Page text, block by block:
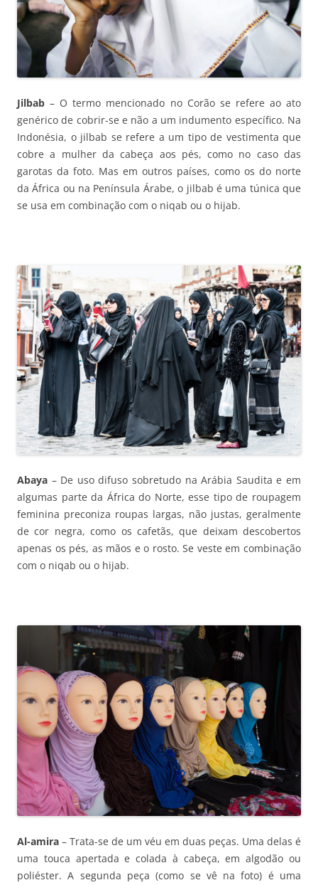
Jilbab – O termo mencionado no Corão se refere ao ato
genérico de cobrir-se e não a um indumento específico. Na
Indonésia, o jilbab se refere a um tipo de vestimenta que
cobre a mulher da cabeça aos pés, como no caso das
garotas da foto. Mas em outros países, como os do norte
da África ou na Península Árabe, o jilbab é uma túnica que
se usa em combinação com o niqab ou o hijab.
Abaya – De uso difuso sobretudo na Arábia Saudita e em
algumas parte da África do Norte, esse tipo de roupagem
feminina preconiza roupas largas, não justas, geralmente
de cor negra, como os cafetãs, que deixam descobertos
apenas os pés, as mãos e o rosto. Se veste em combinação
com o niqab ou o hijab.
Al-amira – Trata-se de um véu em duas peças. Uma delas é
uma touca apertada e colada à cabeça, em algodão ou
poliéster. A segunda peça (como se vê na foto) é uma